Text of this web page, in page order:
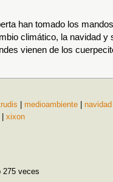
han tomado los
climático, la navidad y
vienen de los
medioambiente navidad
xixon
275 veces